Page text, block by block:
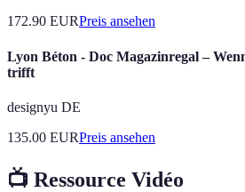
172.90 EURPreis ansehen
Lyon Béton - Doc Magazinregal –
trifft
designyu DE
135.00 EURPreis ansehen
📺 Ressource Vidéo